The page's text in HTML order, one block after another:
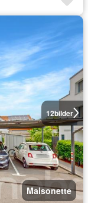
12bilder
Maisonette